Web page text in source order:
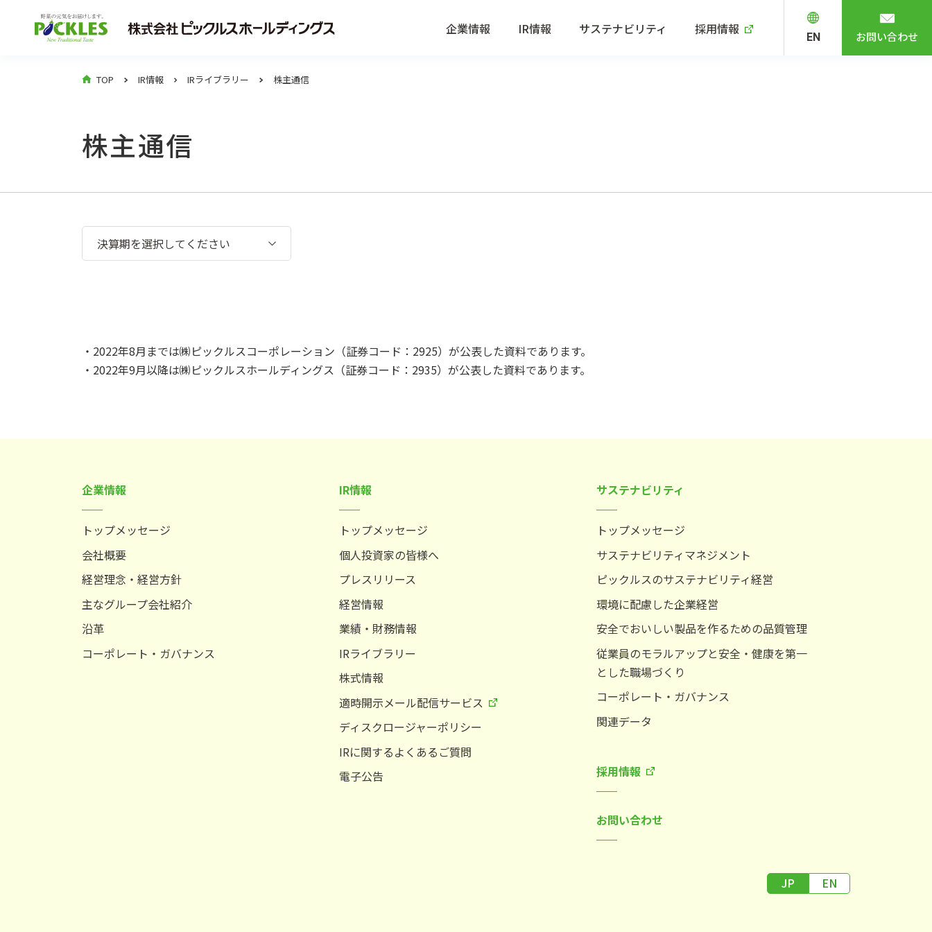
企業情報 IR情報 サステナビリティ 採用情報
EN お問い合わせ
TOP IR情報 IRライブラリー 株主通信
株主通信
・2022年8月までは㈱ピックルスコーポレーション（証券コード：2925）が公表した資料であります。
・2022年9月以降は㈱ピックルスホールディングス（証券コード：2935）が公表した資料であります。
企業情報
トップメッセージ
会社概要
経営理念・経営方針
主なグループ会社紹介
沿革
コーポレート・ガバナンス
IR情報
トップメッセージ
個人投資家の皆様へ
プレスリリース
経営情報
業績・財務情報
IRライブラリー
株式情報
適時開示メール配信サービス
ディスクロージャーポリシー
IRに関するよくあるご質問
電子公告
サステナビリティ
トップメッセージ
サステナビリティマネジメント
ピックルスのサステナビリティ経営
環境に配慮した企業経営
安全でおいしい製品を作るための品質管理
従業員のモラルアップと安全・健康を第一
とした職場づくり
コーポレート・ガバナンス
関連データ
採用情報
お問い合わせ
JP EN